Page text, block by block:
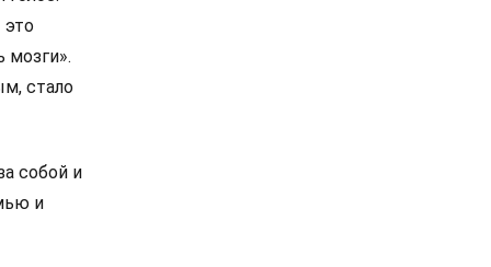
это
мозги».
стало
собой и
и